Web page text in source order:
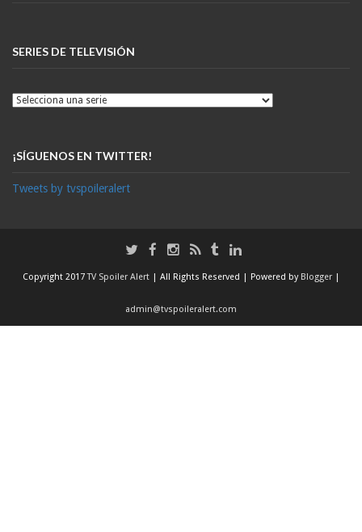
SERIES DE TELEVISIÓN
¡SÍGUENOS EN TWITTER!
Tweets by tvspoileralert
Copyright 2017TV Spoiler Alert | All Rights Reserved | Powered by Blogger
admin@tvspoileralert.com